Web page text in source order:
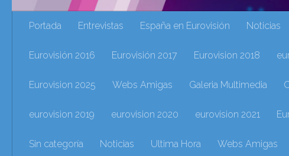
Portada Entrevistas España en Eurovisión Noticias
Eurovisión 2016 Eurovisión 2017 Eurovision 2018
Eurovision 2025 Webs Amigas Galeria Multimedia
eurovision 2019 eurovision 2020 eurovision 2021
Sin categoría Noticias Ultima Hora Webs Amigas